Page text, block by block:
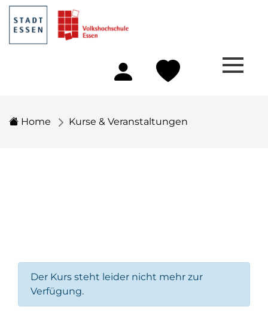
Home Kurse & Veranstaltungen
Der Kurs steht leider nicht mehr zur
Verfügung.